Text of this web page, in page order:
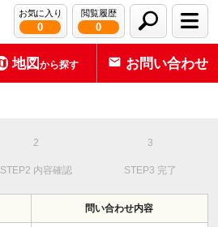
お気に入り
0
閲覧履歴
0
地図から探す お問い合わせ
STEP2 内容確認 STEP3 完了
問い合わせ内容